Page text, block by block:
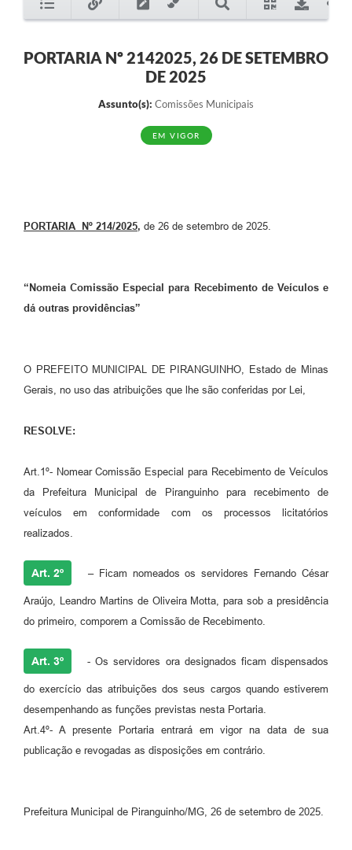
PORTARIA Nº 2142025, 26 DE SETEMBRO
DE 2025
Assunto(s): Comissões Municipais
EM VIGOR
PORTARIA Nº 214/2025, de 26 de setembro de 2025.
“Nomeia Comissão Especial para Recebimento de Veículos e
dá outras providências”
O PREFEITO MUNICIPAL DE PIRANGUINHO, Estado de Minas
Gerais, no uso das atribuições que lhe são conferidas por Lei,
RESOLVE:
Art.1º- Nomear Comissão Especial para Recebimento de Veículos
da Prefeitura Municipal de Piranguinho para recebimento de
veículos em conformidade com os processos licitatórios
realizados.
Art. 2º – Ficam nomeados os servidores Fernando César
Araújo, Leandro Martins de Oliveira Motta, para sob a presidência
do primeiro, comporem a Comissão de Recebimento.
Art. 3º - Os servidores ora designados ficam dispensados
do exercício das atribuições dos seus cargos quando estiverem
desempenhando as funções previstas nesta Portaria.
Art.4º- A presente Portaria entrará em vigor na data de sua
publicação e revogadas as disposições em contrário.
Prefeitura Municipal de Piranguinho/MG, 26 de setembro de 2025.